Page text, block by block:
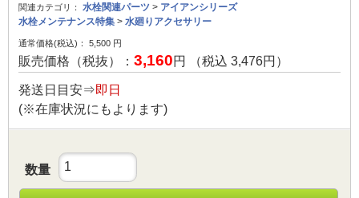
関連カテゴリ： 水栓関連パーツ > アイアンシリーズ
水栓メンテナンス特集 > 水廻りアクセサリー
通常価格(税込)： 5,500 円
販売価格（税抜）： 3,160円 （税込 3,476円）
発送日目安⇒即日
(※在庫状況にもよります)
数量